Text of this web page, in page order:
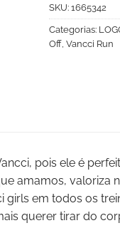
SKU: 1665342
Categorias:
Off, Vancci Run
pois ele é
amamos, valoriza
em todos os
querer tirar do